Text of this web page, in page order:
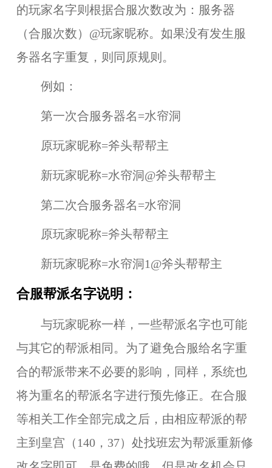
的玩家名字则根据合服次数改为：服务器
（合服次数）@玩家昵称。如果没有发生服
务器名字重复，则同原规则。
例如：
第一次合服务器名=水帘洞
原玩家昵称=斧头帮帮主
新玩家昵称=水帘洞@斧头帮帮主
第二次合服务器名=水帘洞
原玩家昵称=斧头帮帮主
新玩家昵称=水帘洞1@斧头帮帮主
合服帮派名字说明：
与玩家昵称一样，一些帮派名字也可能
与其它的帮派相同。为了避免合服给名字重
合的帮派带来不必要的影响，同样，系统也
将为重名的帮派名字进行预先修正。在合服
等相关工作全部完成之后，由相应帮派的帮
主到 皇宫（140，37） 处找班宏为帮派重新修